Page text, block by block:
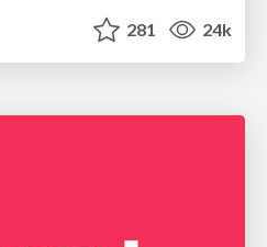
281 24k